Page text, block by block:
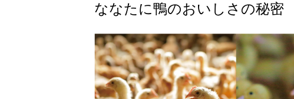
ななたに鴨のおいしさの秘密